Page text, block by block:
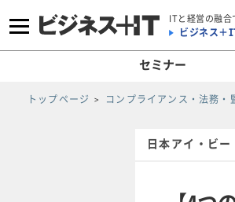
ITと経営の融合
ビジネス＋
セミナー
トップページ コンプライアンス・法務・
日本アイ・ビ